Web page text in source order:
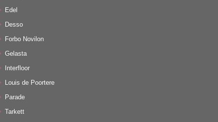
Edel
Desso
Forbo Novilon
Gelasta
Interfloor
Louis de Poortere
Parade
Tarkett